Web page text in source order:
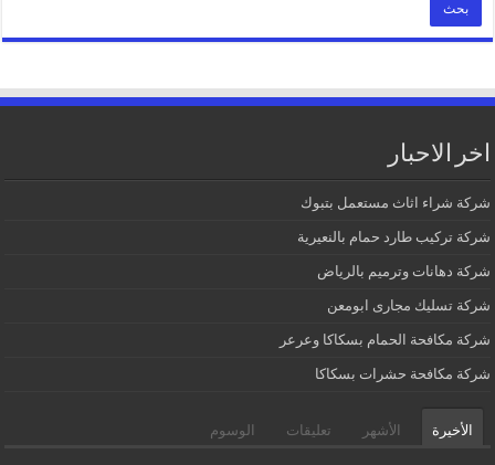
اخر الاحبار
شركة شراء اثاث مستعمل بتبوك
شركة تركيب طارد حمام بالنعيرية
شركة دهانات وترميم بالرياض
شركة تسليك مجارى ابومعن
شركة مكافحة الحمام بسكاكا وعرعر
شركة مكافحة حشرات بسكاكا
الأخيرة الأشهر تعليقات الوسوم